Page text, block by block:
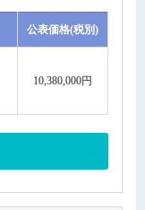
公表価格(税別)
10,380,000円